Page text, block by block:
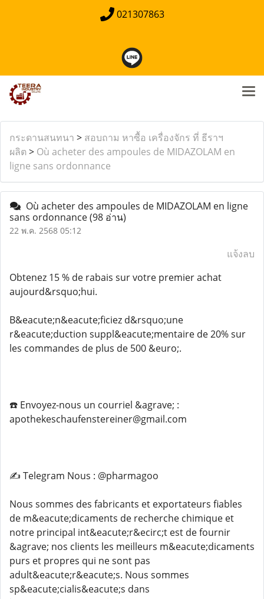
021307863
กระดานสนทนา > สอบถาม หาซื้อ เครื่องจักร ที่ ธีราฯ
ผลิต > Où acheter des ampoules de MIDAZOLAM en
ligne sans ordonnance
Où acheter des ampoules de MIDAZOLAM en ligne
sans ordonnance(98 อ่าน)
22 พ.ค. 2568 05:12
แจ้งลบ
Obtenez 15 % de rabais sur votre premier achat
aujourd&rsquo;hui.
B&eacute;n&eacute;ficiez d&rsquo;une
r&eacute;duction suppl&eacute;mentaire de 20% sur
les commandes de plus de 500 &euro;.
☎️ Envoyez-nous un courriel &agrave; :
apothekeschaufenstereiner@gmail.com
✍️ Telegram Nous : @pharmagoo
Nous sommes des fabricants et exportateurs fiables
de m&eacute;dicaments de recherche chimique et
notre principal int&eacute;r&ecirc;t est de fournir
&agrave; nos clients les meilleurs m&eacute;dicaments
purs et propres qui ne sont pas
adult&eacute;r&eacute;s. Nous sommes
sp&eacute;cialis&eacute;s dans